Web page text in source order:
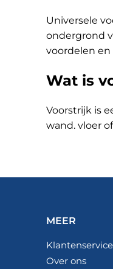
Universele
ondergrond
voordelen en
Wat is
Voorstrijk is
wand, vloer
MEER
Klantenservice
Over ons